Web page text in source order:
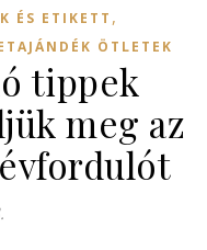
ÉS ETIKETT ,
ÖTLETEK
tippek
meg az